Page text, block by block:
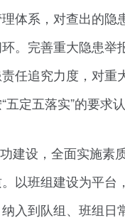
体系，对查出的隐
。完善重大隐患举
任追究力度，对重
五定五落实”的要求
建设，全面实施素
以班组建设为平台
入到队组、班组日